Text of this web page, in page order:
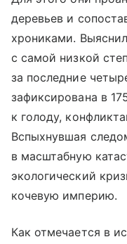
деревьев и
хрониками.
с самой низкой
за последние
зафиксирована в
к голоду,
Вспыхнувшая
в масштабную
экологический
кочевую империю.
Как отмечается в